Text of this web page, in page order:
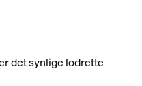
det synlige lodrette